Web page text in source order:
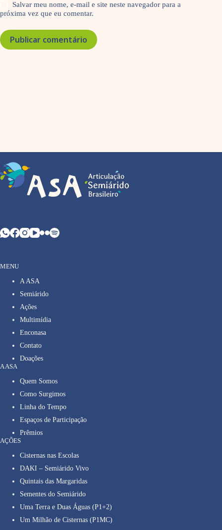
Salvar meu nome, e-mail e site neste navegador para a
próxima vez que eu comentar.
Publicar comentário
MENU
A ASA
Semiárido
Ações
Multimídia
Enconasa
Contato
Doações
A ASA
Quem Somos
Como Surgimos
Linha do Tempo
Espaços de Participação
Prêmios
AÇÕES
Cisternas nas Escolas
DAKI – Semiárido Vivo
Quintais das Margaridas
Sementes do Semiárido
Uma Terra e Duas Águas (P1+2)
Um Milhão de Cisternas (P1MC)